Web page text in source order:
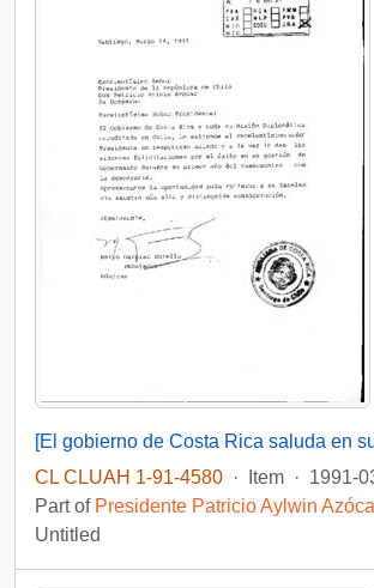
CL CLUAH 1-91-4580 · Item · 1991-
Part of Presidente Patricio Aylwin
Untitled